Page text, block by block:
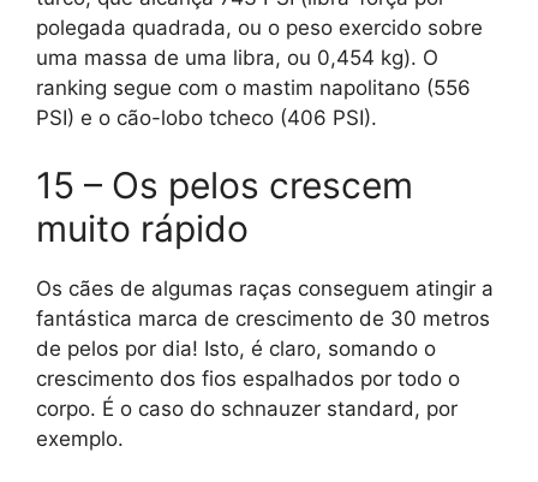
polegada quadrada, ou o peso exercido sobre
uma massa de uma libra, ou 0,454 kg). O
ranking segue com o mastim napolitano (556
PSI) e o cão-lobo tcheco (406 PSI).
15 – Os pelos crescem
muito rápido
Os cães de algumas raças conseguem atingir a
fantástica marca de crescimento de 30 metros
de pelos por dia! Isto, é claro, somando o
crescimento dos fios espalhados por todo o
corpo. É o caso do schnauzer standard, por
exemplo.